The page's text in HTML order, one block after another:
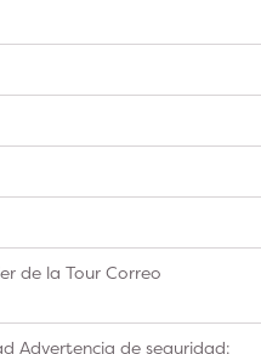
de la Tour Correo
Advertencia de seguridad: